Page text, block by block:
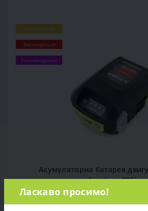
Популярний
Закінчується
Рекомендуємо
Акумуляторна батарея
Stratton 775is
Ласкаво просимо!